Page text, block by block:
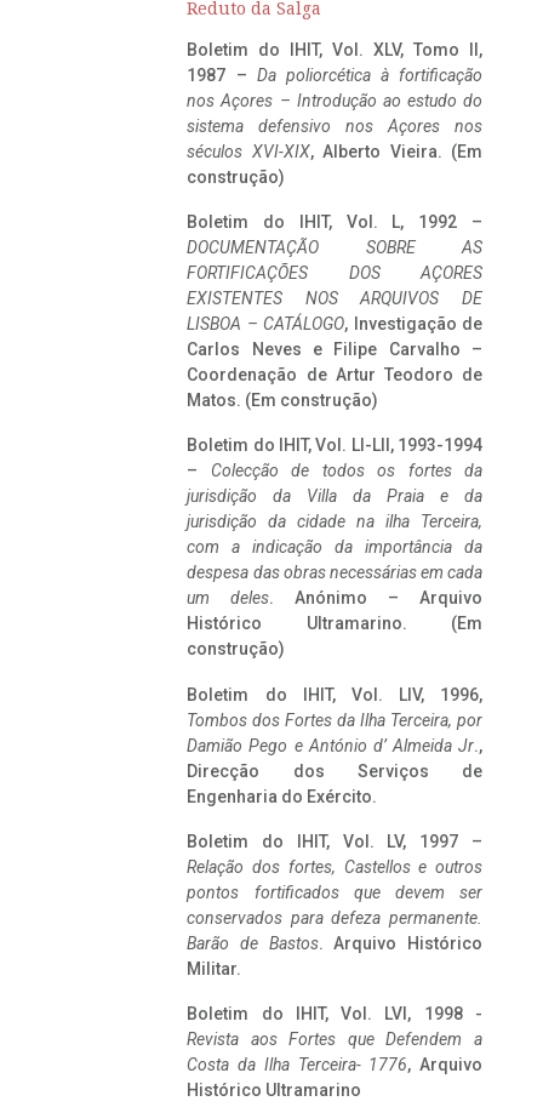
Reduto da Salga
Boletim do IHIT, Vol. XLV, Tomo II,
1987 – Da poliorcética à fortificação
nos Açores – Introdução ao estudo do
sistema defensivo nos Açores nos
séculos XVI-XIX, Alberto Vieira. (Em
construção)
Boletim do IHIT, Vol. L, 1992 –
DOCUMENTAÇÃO SOBRE AS
FORTIFICAÇÕES DOS AÇORES
EXISTENTES NOS ARQUIVOS DE
LISBOA – CATÁLOGO, Investigação de
Carlos Neves e Filipe Carvalho –
Coordenação de Artur Teodoro de
Matos. (Em construção)
Boletim do IHIT, Vol. LI-LII, 1993-1994
– Colecção de todos os fortes da
jurisdição da Villa da Praia e da
jurisdição da cidade na ilha Terceira,
com a indicação da importância da
despesa das obras necessárias em cada
um deles. Anónimo – Arquivo
Histórico Ultramarino. (Em
construção)
Boletim do IHIT, Vol. LIV, 1996,
Tombos dos Fortes da Ilha Terceira, por
Damião Pego e António d’ Almeida Jr.,
Direcção dos Serviços de
Engenharia do Exército.
Boletim do IHIT, Vol. LV, 1997 –
Relação dos fortes, Castellos e outros
pontos fortificados que devem ser
conservados para defeza permanente.
Barão de Bastos. Arquivo Histórico
Militar.
Boletim do IHIT, Vol. LVI, 1998 -
Revista aos Fortes que Defendem a
Costa da Ilha Terceira- 1776, Arquivo
Histórico Ultramarino